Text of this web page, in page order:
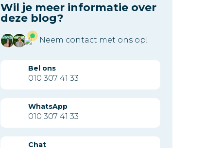
Wil je meer informatie over
deze blog?
Neem contact met ons op!
Bel ons
010 307 41 33
WhatsApp
010 307 41 33
Chat